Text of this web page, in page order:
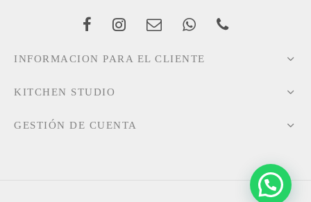
INFORMACION PARA EL CLIENTE
KITCHEN STUDIO
GESTIÓN DE CUENTA